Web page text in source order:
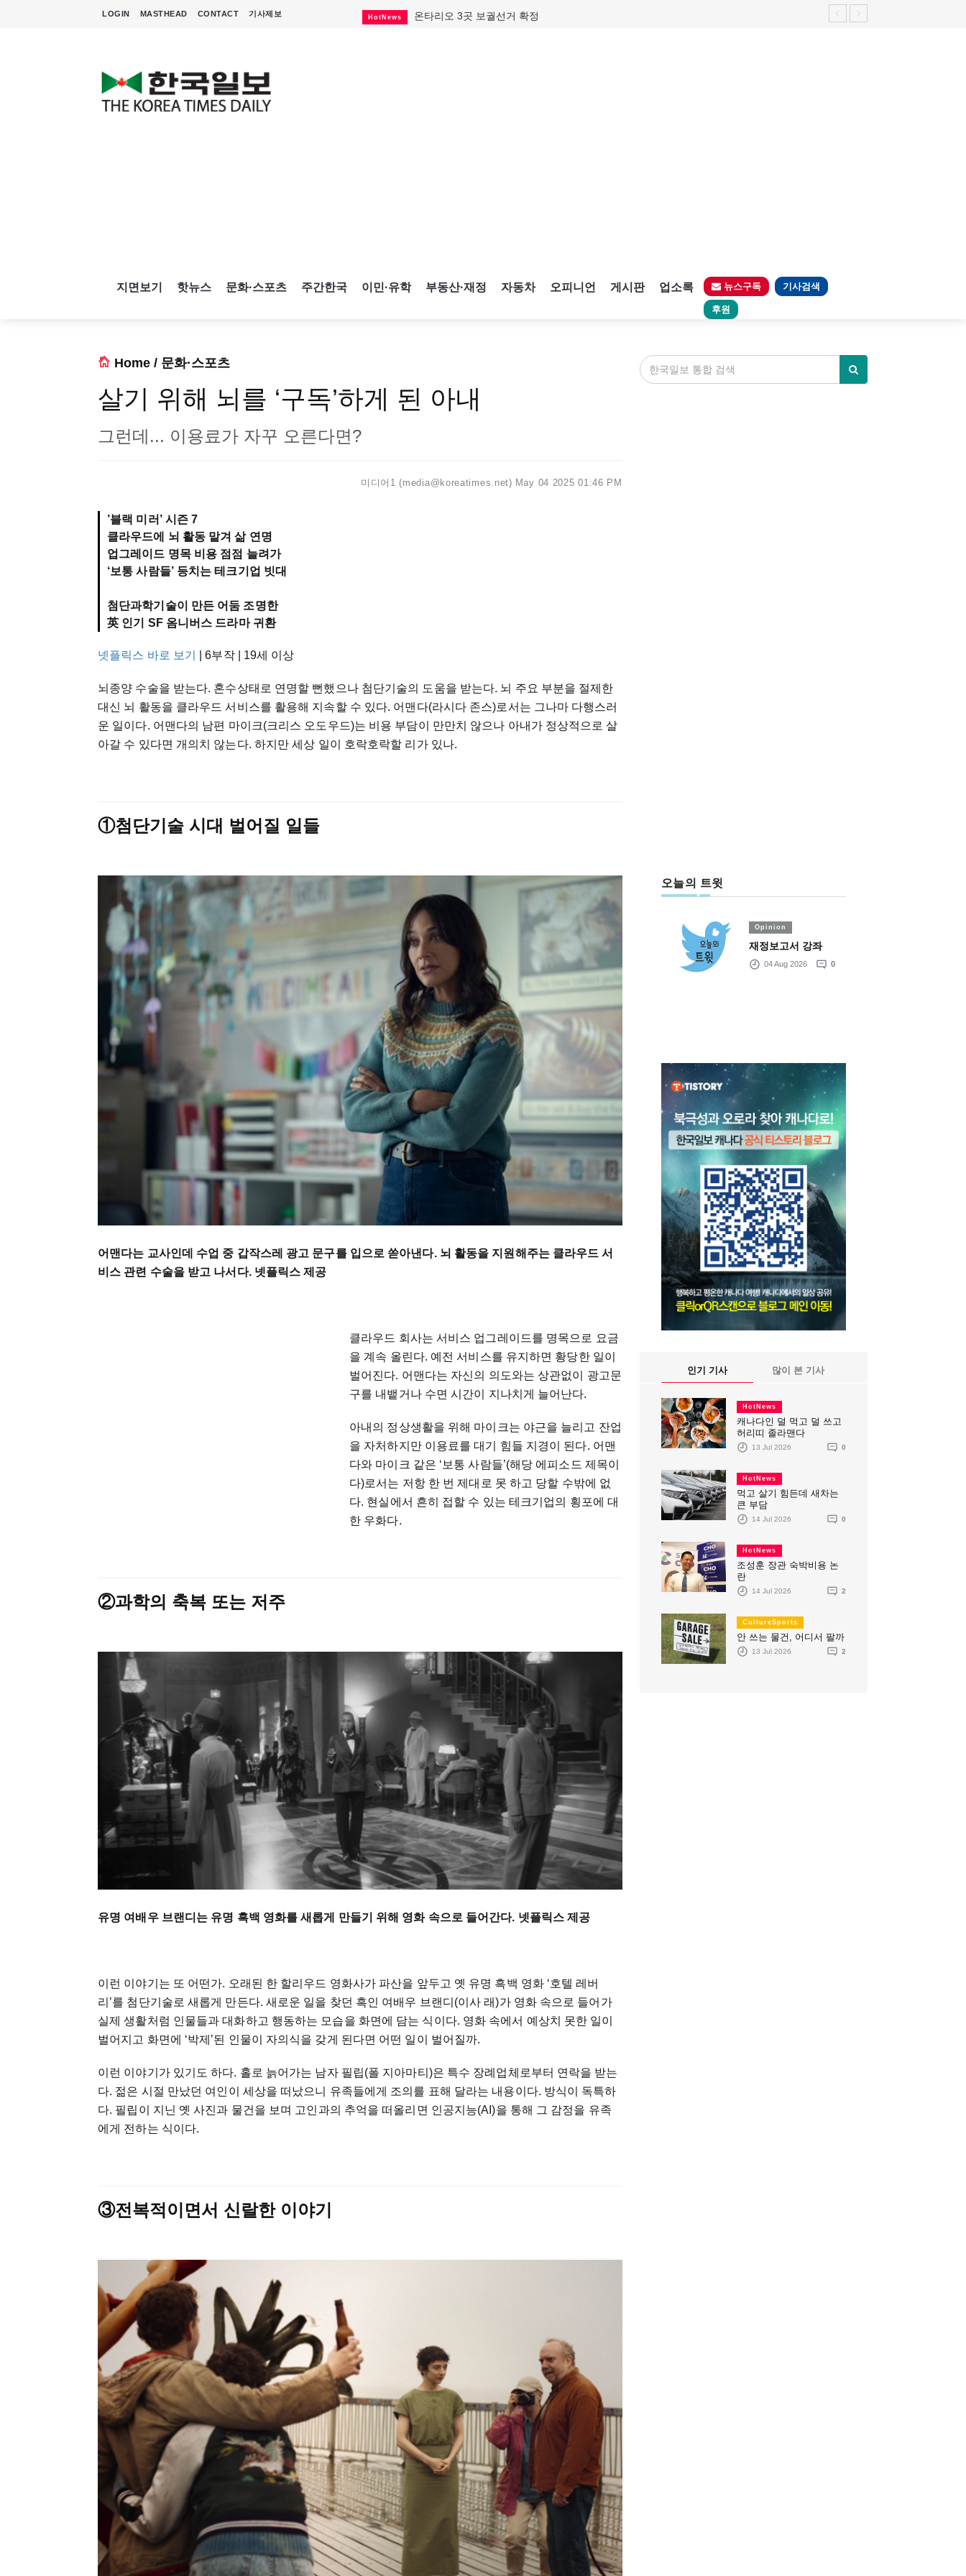
LOGIN MASTHEAD CONTACT 기사제보 HotNews 온타리오 3곳 보궐선거 확정
지면보기 핫뉴스 문화·스포츠 주간한국 이민·유학 부동산·재정 자동차 오피니언 게시판 업소록 뉴스구독 기사검색
후원
Home / 문화·스포츠
살기 위해 뇌를 ‘구독’하게 된 아내
그런데... 이용료가 자꾸 오른다면?
미디어1 (media@koreatimes.net) May 04 2025 01:46 PM
’블랙 미러’ 시즌 7
클라우드에 뇌 활동 맡겨 삶 연명
업그레이드 명목 비용 점점 늘려가
‘보통 사람들’ 등치는 테크기업 빗대
첨단과학기술이 만든 어둠 조명한
英 인기 SF 옴니버스 드라마 귀환
넷플릭스 바로 보기 | 6부작 | 19세 이상
뇌종양 수술을 받는다. 혼수상태로 연명할 뻔했으나 첨단기술의 도움을 받는다. 뇌 주요 부분을 절제한
대신 뇌 활동을 클라우드 서비스를 활용해 지속할 수 있다. 어맨다(라시다 존스)로서는 그나마 다행스러
운 일이다. 어맨다의 남편 마이크(크리스 오도우드)는 비용 부담이 만만치 않으나 아내가 정상적으로 살
아갈 수 있다면 개의치 않는다. 하지만 세상 일이 호락호락할 리가 있나.
①첨단기술 시대 벌어질 일들
어맨다는 교사인데 수업 중 갑작스레 광고 문구를 입으로 쏟아낸다. 뇌 활동을 지원해주는 클라우드 서
비스 관련 수술을 받고 나서다. 넷플릭스 제공
클라우드 회사는 서비스 업그레이드를 명목으로 요금
을 계속 올린다. 예전 서비스를 유지하면 황당한 일이
벌어진다. 어맨다는 자신의 의도와는 상관없이 광고문
구를 내뱉거나 수면 시간이 지나치게 늘어난다.
아내의 정상생활을 위해 마이크는 야근을 늘리고 잔업
을 자처하지만 이용료를 대기 힘들 지경이 된다. 어맨
다와 마이크 같은 ‘보통 사람들’(해당 에피소드 제목이
다)로서는 저항 한 번 제대로 못 하고 당할 수밖에 없
다. 현실에서 흔히 접할 수 있는 테크기업의 횡포에 대
한 우화다.
②과학의 축복 또는 저주
유명 여배우 브랜디는 유명 흑백 영화를 새롭게 만들기 위해 영화 속으로 들어간다. 넷플릭스 제공
이런 이야기는 또 어떤가. 오래된 한 할리우드 영화사가 파산을 앞두고 옛 유명 흑백 영화 ‘호텔 레버
리’를 첨단기술로 새롭게 만든다. 새로운 일을 찾던 흑인 여배우 브랜디(이사 래)가 영화 속으로 들어가
실제 생활처럼 인물들과 대화하고 행동하는 모습을 화면에 담는 식이다. 영화 속에서 예상치 못한 일이
벌어지고 화면에 ‘박제’된 인물이 자의식을 갖게 된다면 어떤 일이 벌어질까.
이런 이야기가 있기도 하다. 홀로 늙어가는 남자 필립(폴 지아마티)은 특수 장례업체로부터 연락을 받는
다. 젊은 시절 만났던 여인이 세상을 떠났으니 유족들에게 조의를 표해 달라는 내용이다. 방식이 독특하
다. 필립이 지닌 옛 사진과 물건을 보며 고인과의 추억을 떠올리면 인공지능(AI)을 통해 그 감정을 유족
에게 전하는 식이다.
③전복적이면서 신랄한 이야기
오늘의 트윗
Opinion
재정보고서 강좌
04 Aug 2026 0
인기 기사 많이 본 기사
HotNews
캐나다인 덜 먹고 덜 쓰고
허리띠 졸라맨다
13 Jul 2026 0
HotNews
먹고 살기 힘든데 새차는
큰 부담
14 Jul 2026 0
HotNews
조성훈 장관 숙박비용 논
란
14 Jul 2026 2
CultureSports
안 쓰는 물건, 어디서 팔까
13 Jul 2026 2